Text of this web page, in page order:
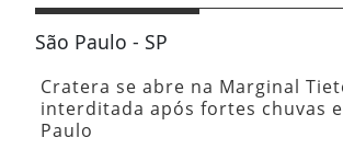
São Paulo - SP
Cratera se abre na Marginal
interditada após fortes chuvas
Paulo